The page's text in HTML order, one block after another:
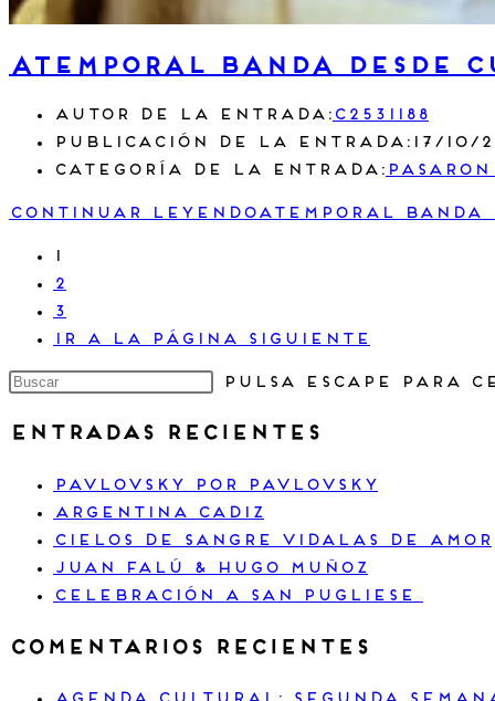
Atemporal Banda desde
Autor de la entrada: c2531188
Publicación de la entrada: 17/10/
Categoría de la entrada:
Continuar leyendo Atemporal Banda
2
3
Ir a la página siguiente
Pulsa Escape para
Entradas recientes
Pavlovsky por Pavlovsky
Argentina Cadiz
Cielos de sangre vidalas de amor
Juan Falú & Hugo Muñoz
Celebración a San Pugliese
Comentarios recientes